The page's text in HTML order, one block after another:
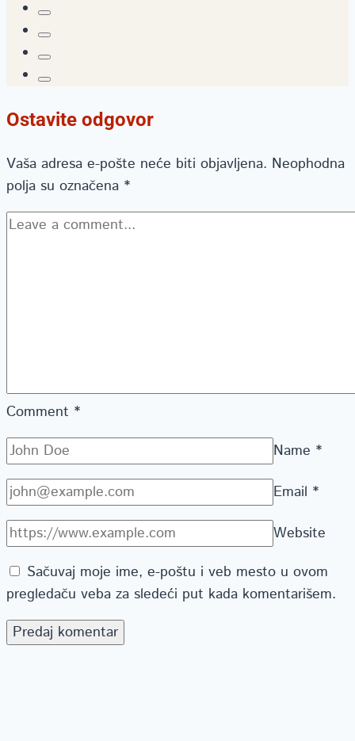
Ostavite odgovor
Vaša adresa e-pošte neće biti objavljena. Neophodna
polja su označena *
Comment *
Name *
Email *
Website
Sačuvaj moje ime, e-poštu i veb mesto u ovom
pregledaču veba za sledeći put kada komentarišem.